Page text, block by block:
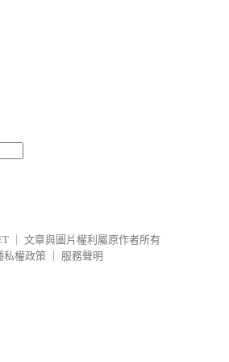
文章與圖片權利屬原作者所有
私權政策
服務聲明